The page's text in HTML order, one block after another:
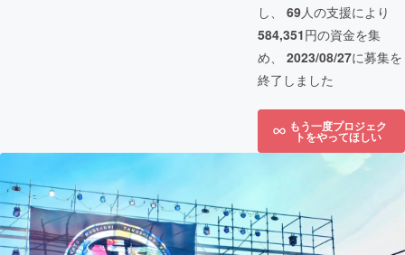
し、 69人の支援により
584,351円の資金を集
め、 2023/08/27に募集を
終了しました
もう一度プロジェク
トをやってほしい